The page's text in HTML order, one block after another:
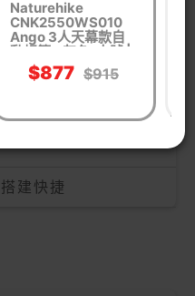
，防水PU 2000mm
間，在帳號內有更多
建快捷
Naturehike
CNK2550WS010
Ango 3人天幕款自
動帳篷 - 灰色-大號 |
PU2000+ | 3秒速開
支架 | 多種搭建模式
$877 $915